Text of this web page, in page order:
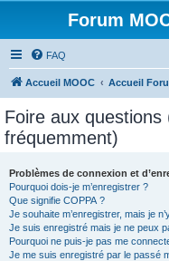
Forum
FAQ
Accueil MOOC Accueil
Foire aux
fréquemment)
Problèmes de connexion et
Pourquoi dois-je m’enregistrer ?
Que signifie COPPA ?
Je souhaite m’enregistrer, mais je
Je suis enregistré mais je ne peux
Pourquoi ne puis-je pas me
Je me suis enregistré par le passé